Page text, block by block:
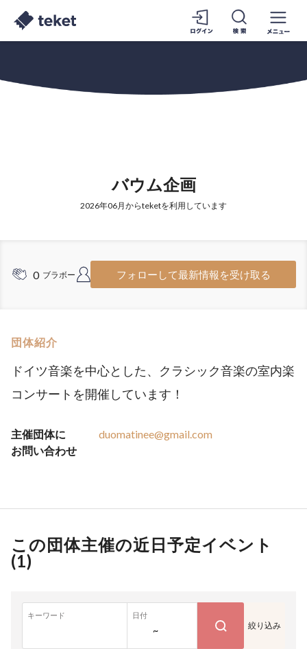
バウム企画
2026年06月からteketを利用しています
0 ブラボー フォロワー
フォローして最新情報を受け取る
団体紹介
ドイツ音楽を中心とした、クラシック音楽の室内楽
コンサートを開催しています！
主催団体に
お問い合わせ
duomatinee@gmail.com
この団体主催の近日予定イベント
(1)
キーワード 日付
~ 絞り込み